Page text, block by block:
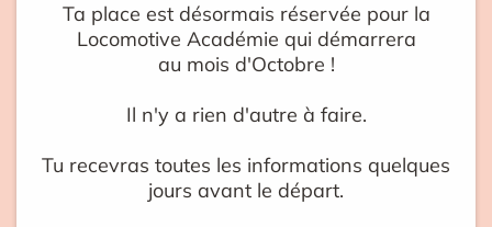
Ta place est désormais réservée pour la
Locomotive Académie qui démarrera
au mois d'Octobre !
Il n'y a rien d'autre à faire.
Tu recevras toutes les informations quelques
jours avant le départ.